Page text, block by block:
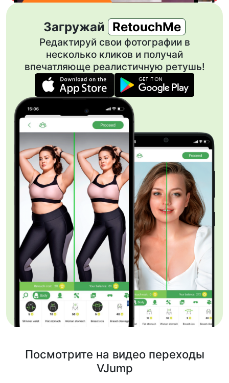
Загружай RetouchMe
Редактируй свои фотографии в
несколько кликов и получай
впечатляюще реалистичную ретушь!
Посмотрите на видео переходы
VJump